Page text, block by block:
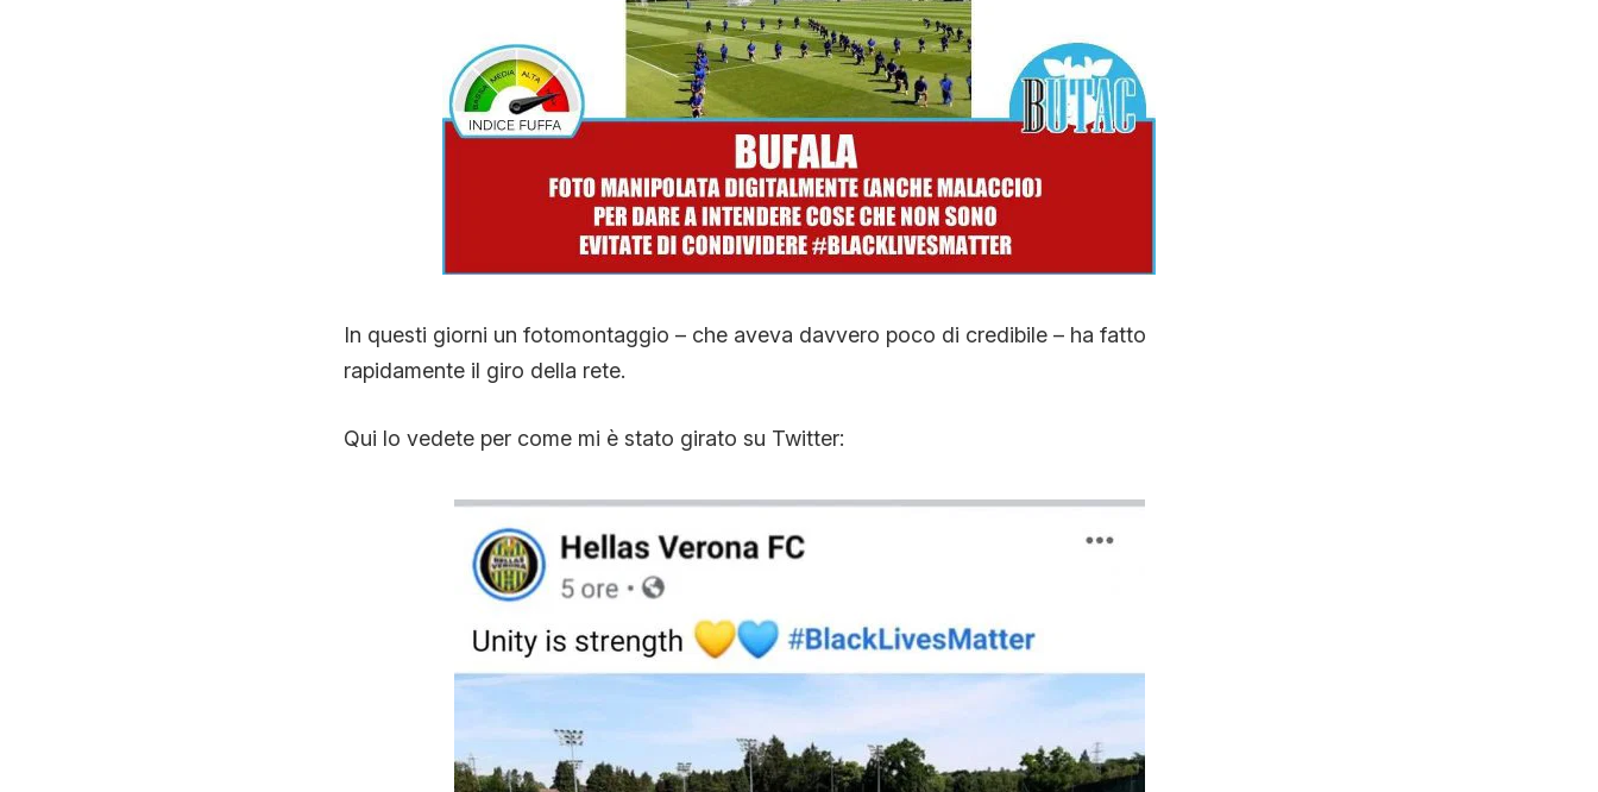
CONTATTI
CHI SIAMO
In questi giorni un fotomontaggio – che aveva davvero poco di credibile – ha fatto
rapidamente il giro della rete.
Qui lo vedete per come mi è stato girato su Twitter: